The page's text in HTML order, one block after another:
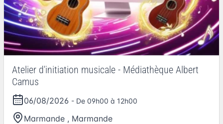
Atelier d'initiation musicale - Médiathèque Albert
Camus
06/08/2026 - De 09h00 à 12h00
Marmande , Marmande